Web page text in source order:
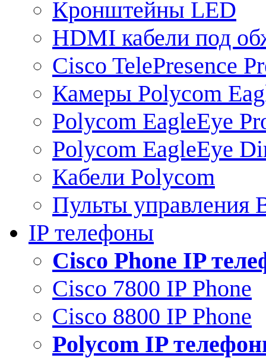
Кронштейны LED
HDMI кабели под
Cisco TelePresence
Камеры Polycom
Polycom EagleEye
Polycom EagleEye
Кабели Polycom
Пульты управления
IP телефоны
Сisco Phone IP
Cisco 7800 IP Phone
Cisco 8800 IP Phone
Polycom IP